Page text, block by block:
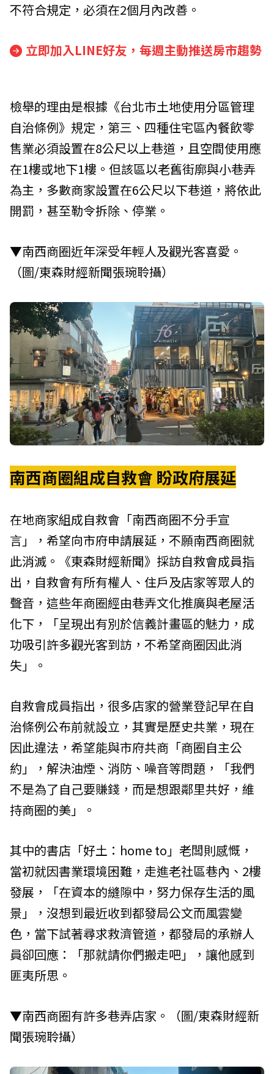
不符合規定，必須在2個月內改善。
立即加入LINE好友，每週主動推送房市趨勢
檢舉的理由是根據《台北市土地使用分區管理
自治條例》規定，第三、四種住宅區內餐飲零
售業必須設置在8公尺以上巷道，且空間使用應
在1樓或地下1樓。但該區以老舊街廓與小巷弄
為主，多數商家設置在6公尺以下巷道，將依此
開罰，甚至勒令拆除、停業。
▼南西商圈近年深受年輕人及觀光客喜愛。
（圖/東森財經新聞張琬聆攝）
南西商圈組成自救會 盼政府展延
在地商家組成自救會「南西商圈不分手宣
言」，希望向市府申請展延，不願南西商圈就
此消滅。《東森財經新聞》採訪自救會成員指
出，自救會有所有權人、住戶及店家等眾人的
聲音，這些年商圈經由巷弄文化推廣與老屋活
化下，「呈現出有別於信義計畫區的魅力，成
功吸引許多觀光客到訪，不希望商圈因此消
失」。
自救會成員指出，很多店家的營業登記早在自
治條例公布前就設立，其實是歷史共業，現在
因此違法，希望能與市府共商「商圈自主公
約」，解決油煙、消防、噪音等問題，「我們
不是為了自己要賺錢，而是想跟鄰里共好，維
持商圈的美」。
其中的書店「好土：home to」老闆則感慨，
當初就因書業環境困難，走進老社區巷內、2樓
發展，「在資本的縫隙中，努力保存生活的風
景」，沒想到最近收到都發局公文而風雲變
色，當下試著尋求救濟管道，都發局的承辦人
員卻回應：「那就請你們搬走吧」，讓他感到
匪夷所思。
▼南西商圈有許多巷弄店家。（圖/東森財經新
聞張琬聆攝）